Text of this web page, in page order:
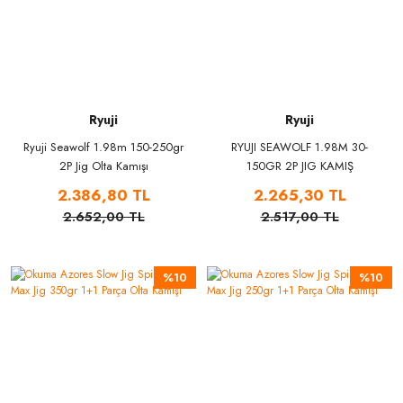
Ryuji
Ryuji Seawolf 1.98m 150-250gr
2P Jig Olta Kamışı
2.386,80 TL
2.652,00 TL
Ryuji
RYUJI SEAWOLF 1.98M 30-
150GR 2P JIG KAMIŞ
2.265,30 TL
2.517,00 TL
%10 %10